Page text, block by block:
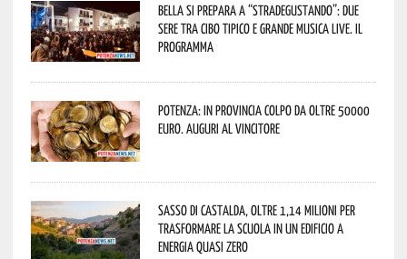
Bella si prepara a “Stradegustando”: due
sere tra cibo tipico e grande musica live. Il
programma
Potenza: in provincia colpo da oltre 50000
euro. Auguri al vincitore
Sasso di Castalda, oltre 1,14 milioni per
trasformare la scuola in un edificio a
energia quasi zero